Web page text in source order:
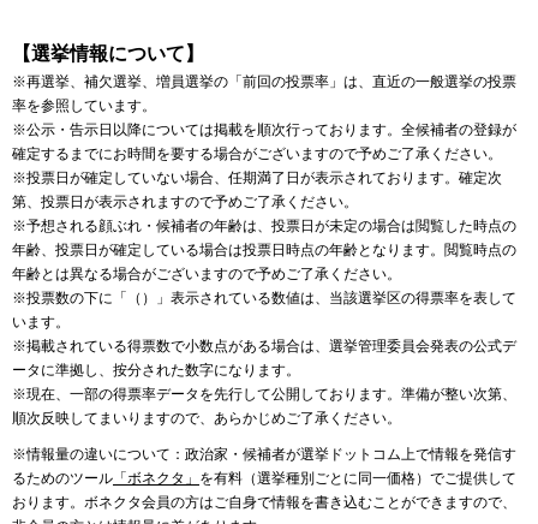
【選挙情報について】
※再選挙、補欠選挙、増員選挙の「前回の投票率」は、直近の一般選挙の投票
率を参照しています。
※公示・告示日以降については掲載を順次行っております。全候補者の登録が
確定するまでにお時間を要する場合がございますので予めご了承ください。
※投票日が確定していない場合、任期満了日が表示されております。確定次
第、投票日が表示されますので予めご了承ください。
※予想される顔ぶれ・候補者の年齢は、投票日が未定の場合は閲覧した時点の
年齢、投票日が確定している場合は投票日時点の年齢となります。閲覧時点の
年齢とは異なる場合がございますので予めご了承ください。
※投票数の下に「（）」表示されている数値は、当該選挙区の得票率を表して
います。
※掲載されている得票数で小数点がある場合は、選挙管理委員会発表の公式デ
ータに準拠し、按分された数字になります。
※現在、一部の得票率データを先行して公開しております。準備が整い次第、
順次反映してまいりますので、あらかじめご了承ください。
※情報量の違いについて：政治家・候補者が選挙ドットコム上で情報を発信す
るためのツール 「ボネクタ」 を有料（選挙種別ごとに同一価格）でご提供して
おります。ボネクタ会員の方はご自身で情報を書き込むことができますので、